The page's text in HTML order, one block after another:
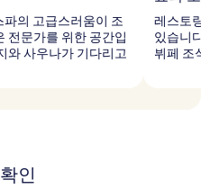
의 고급스러움이 조
전문가를 위한 공간입
와 사우나가 기다리고
레스토
있습니
뷔페 조
인